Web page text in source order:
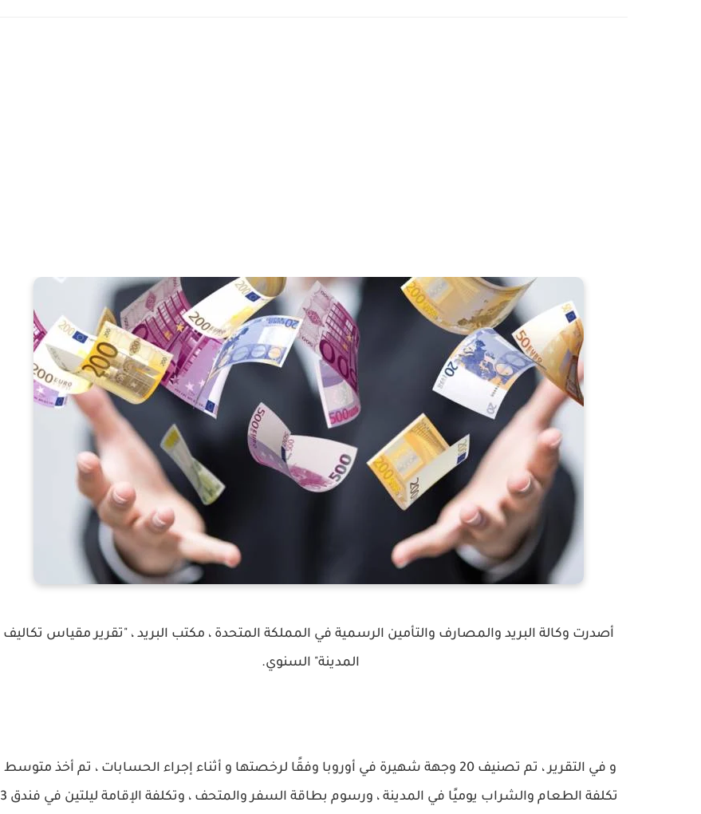
أصدرت وكالة البريد والمصارف والتأمين الرسمية في المملكة المتحدة ، مكتب البريد ، "تقرير مقياس تكاليف
المدينة" السنوي.
و في التقرير ، تم تصنيف 20 وجهة شهيرة في أوروبا وفقًا لرخصتها و أثناء إجراء الحسابات ، تم أخذ متوسط ​​
تكلفة الطعام والشراب يوميًا في المدينة ، ورسوم بطاقة السفر والمتحف ، وتكلفة الإقامة ليلتين في فندق 3